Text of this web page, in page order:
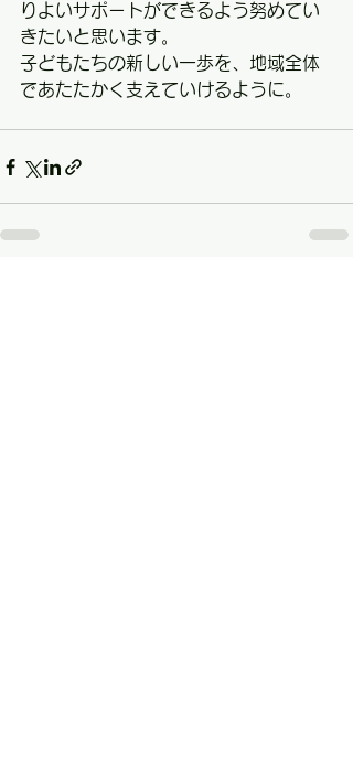
りよいサポートができるよう努めてい
きたいと思います。
子どもたちの新しい一歩を、地域全体
であたたかく支えていけるように。